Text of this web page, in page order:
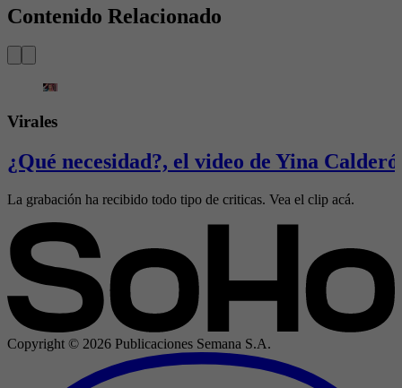
Contenido Relacionado
Virales
¿Qué necesidad?, el video de Yina
La grabación ha recibido todo tipo de criticas. Vea el clip acá.
Copyright © 2026 Publicaciones Semana S.A.